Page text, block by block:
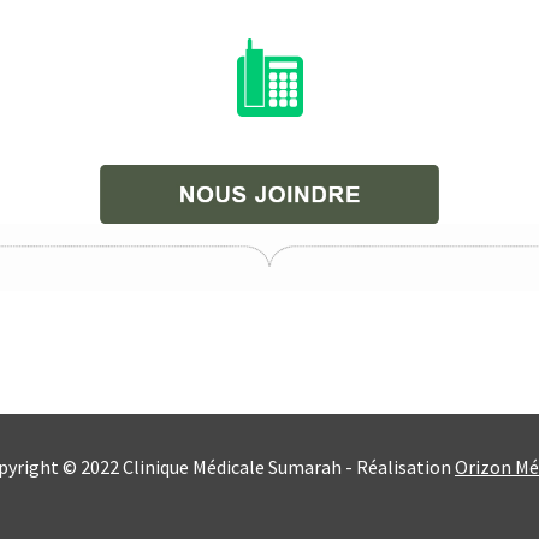
© 2022 Clinique Médicale Sumarah - Réalisation Orizon